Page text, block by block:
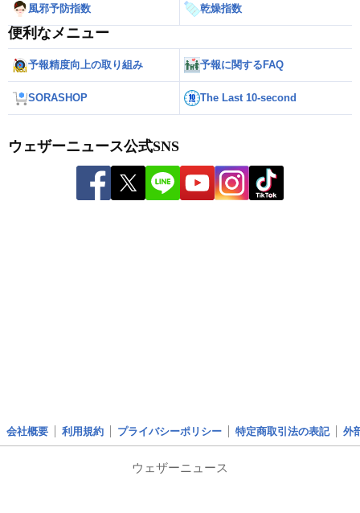
風邪予防指数 乾燥指数
便利なメニュー
予報精度向上の取り組み 予報に関するFAQ
SORASHOP The Last 10-second
ウェザーニュース公式SNS
会社概要 利用規約 プライバシーポリシー 特定商取引法の表記 外
ウェザーニュース